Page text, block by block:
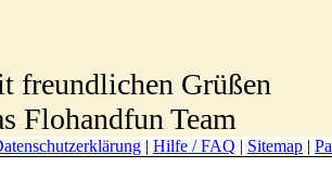
freundlichen Grüßen
Flohandfun Team
| Hilfe / FAQ | Sitemap |